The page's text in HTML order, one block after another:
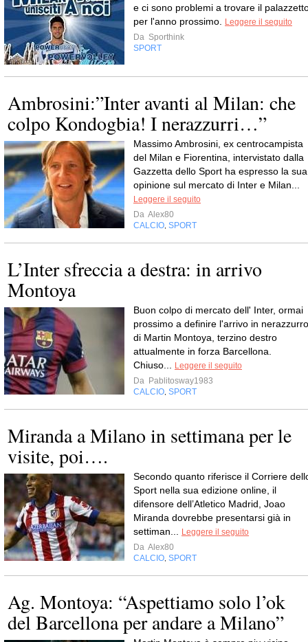
e ci sono problemi a trovare il
per l'anno prossimo.
Leggere il seguito
Da Sporthink
SPORT
Ambrosini:”Inter avanti al Milan: che
colpo Kondogbia! I nerazzurri…”
Massimo Ambrosini, ex centrocampista
del Milan e Fiorentina, intervistato dalla
Gazzetta dello Sport ha espresso la sua
opinione sul mercato di Inter e Milan...
Leggere il seguito
Da Alex80
CALCIO SPORT
L’Inter sfreccia a destra: in arrivo
Montoya
Buon colpo di mercato dell' Inter, ormai
prossimo a definire l'arrivo in nerazzurro
di Martin Montoya, terzino destro
attualmente in forza Barcellona.
Chiuso...
Leggere il seguito
Da Pablitosway1983
CALCIO SPORT
Miranda a Milano in settimana per le
visite, poi….
Secondo quanto riferisce il Corriere
Sport nella sua edizione online, il
difensore dell’Atletico Madrid, Joao
Miranda dovrebbe presentarsi già in
settiman...
Leggere il seguito
Da Alex80
CALCIO SPORT
Ag. Montoya: “Aspettiamo solo l’ok
del Barcellona per andare a Milano”